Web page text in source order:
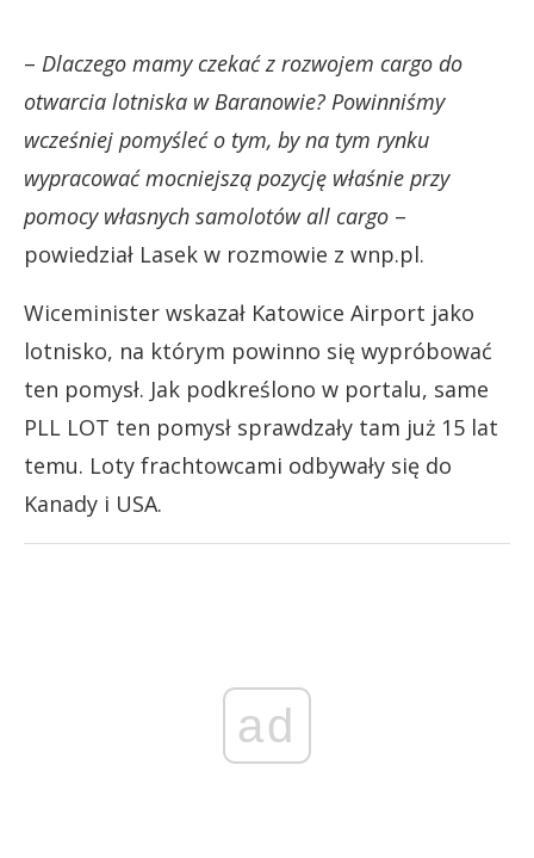
– Dlaczego mamy czekać z rozwojem cargo do
otwarcia lotniska w Baranowie? Powinniśmy
wcześniej pomyśleć o tym, by na tym rynku
wypracować mocniejszą pozycję właśnie przy
pomocy własnych samolotów all cargo –
powiedział Lasek w rozmowie z wnp.pl.
Wiceminister wskazał Katowice Airport jako
lotnisko, na którym powinno się wypróbować
ten pomysł. Jak podkreślono w portalu, same
PLL LOT ten pomysł sprawdzały tam już 15 lat
temu. Loty frachtowcami odbywały się do
Kanady i USA.
ad